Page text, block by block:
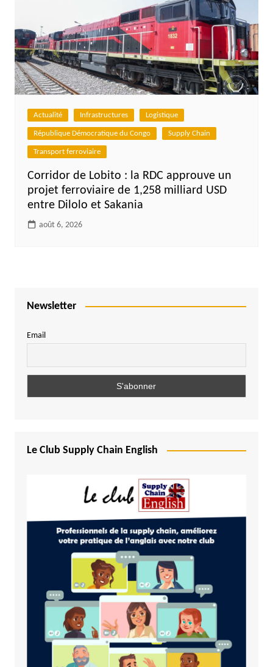
Actualité Infrastructures Logistique
République Démocratique du Congo Supply Chain
Transport ferroviaire
Corridor de Lobito : la RDC approuve un
projet ferroviaire de 1,258 milliard USD
entre Dilolo et Sakania
août 6, 2026
Newsletter
Email
Le Club Supply Chain English